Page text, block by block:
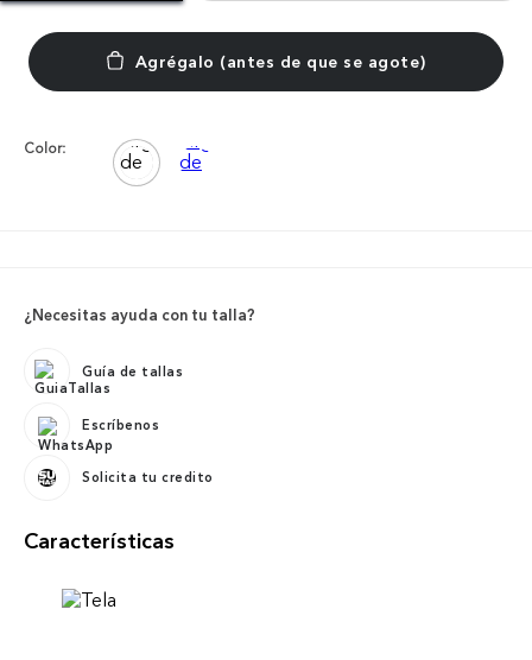
Color:
¿Necesitas ayuda con tu talla?
Guía de tallas
Escríbenos
Solicita tu credito
Características